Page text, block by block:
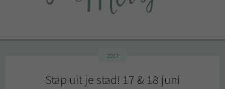
2017
Stap uit je stad! 17 & 18 juni